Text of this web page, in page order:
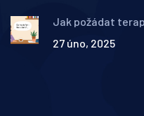
Jak požádat
27 úno, 2025